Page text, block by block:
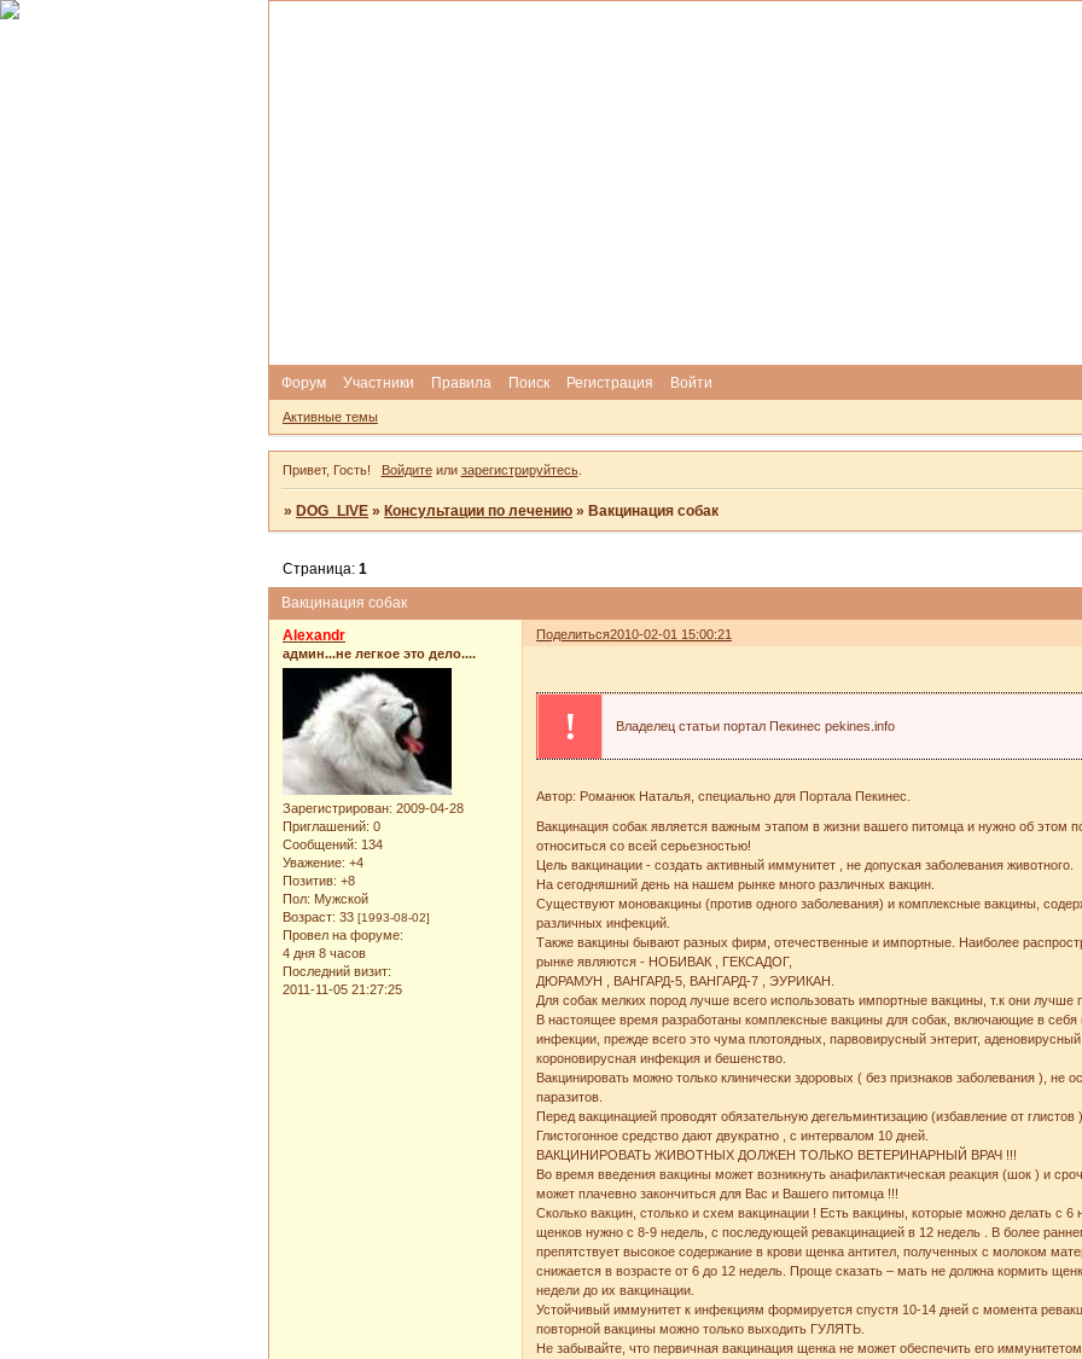
Форум Участники Правила Поиск Регистрация Войти
Активные темы
Привет, Гость! Войдитеили зарегистрируйтесь.
»DOG_LIVE »Консультации по лечению »Вакцинация собак
Вакцинация собак
Страница:1
Поделиться2010-02-01 15:00:21
Alexandr
админ...не легкое это дело....
Зарегистрирован: 2009-04-28
Приглашений: 0
Сообщений: 134
Уважение: +4
Позитив: +8
Пол: Мужской
Возраст: 33 [1993-08-02]
Провел на форуме:
4 дня 8 часов
Последний визит:
2011-11-05 21:27:25
! Владелец статьи портал Пекинес pekines.info
Автор: Романюк Наталья, специально для Портала Пекинес.
Вакцинация собак является важным этапом в жизни вашего питомца и нужно об этом
относиться со всей серьезностью!
Цель вакцинации - создать активный иммунитет , не допуская заболевания животного.
На сегодняшний день на нашем рынке много различных вакцин.
Существуют моновакцины (против одного заболевания) и комплексные вакцины,
различных инфекций.
Также вакцины бывают разных фирм, отечественные и импортные. Наиболее
рынке являются - НОБИВАК , ГЕКСАДОГ,
ДЮРАМУН , ВАНГАРД-5, ВАНГАРД-7 , ЭУРИКАН.
Для собак мелких пород лучше всего использовать импортные вакцины, т.к они
В настоящее время разработаны комплексные вакцины для собак, включающие в
инфекции, прежде всего это чума плотоядных, парвовирусный энтерит, аденовирусный
короновирусная инфекция и бешенство.
Вакцинировать можно только клинически здоровых ( без признаков заболевания ), не
паразитов.
Перед вакцинацией проводят обязательную дегельминтизацию (избавление от глистов
Глистогонное средство дают двукратно , с интервалом 10 дней.
ВАКЦИНИРОВАТЬ ЖИВОТНЫХ ДОЛЖЕН ТОЛЬКО ВЕТЕРИНАРНЫЙ ВРАЧ !!!
Во время введения вакцины может возникнуть анафилактическая реакция (шок ) и
может плачевно закончиться для Вас и Вашего питомца !!!
Сколько вакцин, столько и схем вакцинации ! Есть вакцины, которые можно делать с 6
щенков нужно с 8-9 недель, с последующей ревакцинацией в 12 недель . В более
препятствует высокое содержание в крови щенка антител, полученных с молоком
снижается в возрасте от 6 до 12 недель. Проще сказать – мать не должна кормить
недели до их вакцинации.
Устойчивый иммунитет к инфекциям формируется спустя 10-14 дней с момента
повторной вакцины можно только выходить ГУЛЯТЬ.
Не забывайте, что первичная вакцинация щенка не может обеспечить его